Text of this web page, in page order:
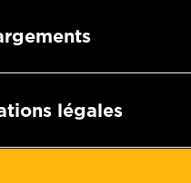
légales